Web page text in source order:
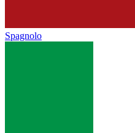
Spagnolo